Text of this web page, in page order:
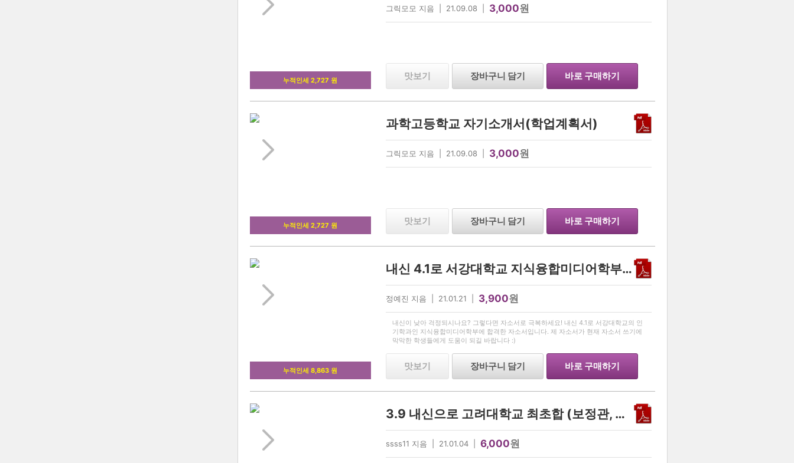
누적인세 2,727 원
그릭모모 지음 | 21.09.08 | 3,000원
맛보기 장바구니 담기 바로 구매하기
누적인세 2,727 원
과학고등학교 자기소개서(학업계획서)
그릭모모 지음 | 21.09.08 | 3,000원
맛보기 장바구니 담기 바로 구매하기
누적인세 8,863 원
내신 4.1로 서강대학교 지식융합미디어학부에 합격한 자소서
정예진 지음 | 21.01.21 | 3,900원
내신이 낮아 걱정되시나요? 그렇다면 자소서로 극복하세요! 내신 4.1로 서강대학교의 인
기학과인 지식융합미디어학부에 합격한 자소서입니다. 제 자소서가 현재 자소서 쓰기에
막막한 학생들에게 도움이 되길 바랍니다 :)
맛보기 장바구니 담기 바로 구매하기
3.9 내신으로 고려대학교 최초합 (보정관, 문과)
ssss11 지음 | 21.01.04 | 6,000원